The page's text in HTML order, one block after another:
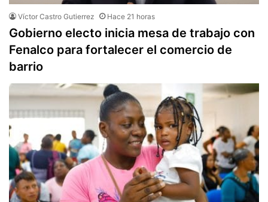
Víctor Castro Gutierrez Hace 21 horas
Gobierno electo inicia mesa de trabajo con
Fenalco para fortalecer el comercio de
barrio